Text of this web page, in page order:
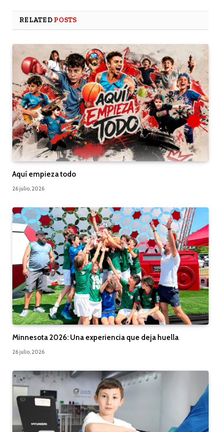
RELATED POSTS
Aquí empieza todo
26 julio, 2026
Minnesota 2026: Una experiencia que deja huella
26 julio, 2026